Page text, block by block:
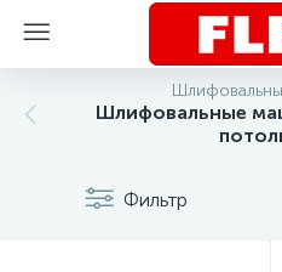
Шлифовальные
Фильтр